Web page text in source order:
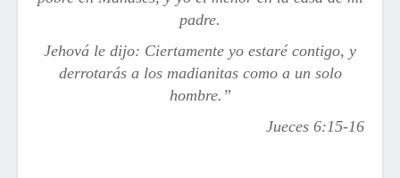
padre.
Jehová le dijo: Ciertamente yo estaré contigo, y
derrotarás a los madianitas como a un solo
hombre.”
Jueces 6:15-16